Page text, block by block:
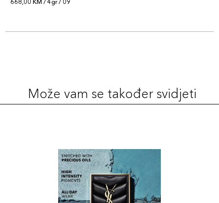
Može vam se također svidjeti